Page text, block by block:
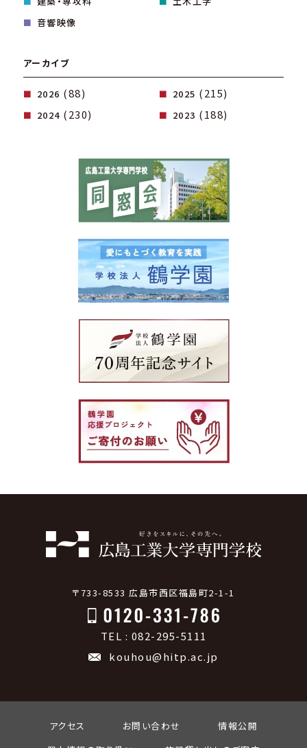
音響映像
アーカイブ
2026 (88) 2025 (215)
2024 (230) 2023 (188)
〒733-8533 広島市西区福島町2-1-1
TEL : 082-295-5111
kouhou@hitp.ac.jp
アクセス お問い合わせ
情報公開